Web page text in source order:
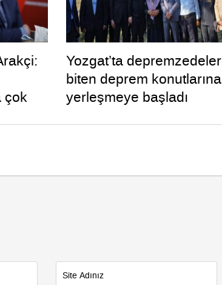
çok
Yozgat’ta depremzedeler
biten deprem konutlarına
yerleşmeye başladı